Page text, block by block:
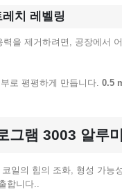
치 레벨링
을 제거하려면, 공장에서
로 평평하게 만듭니다. 0.5
그램 3003 알루
일의 힘의 조화, 형성 가능
합니다..